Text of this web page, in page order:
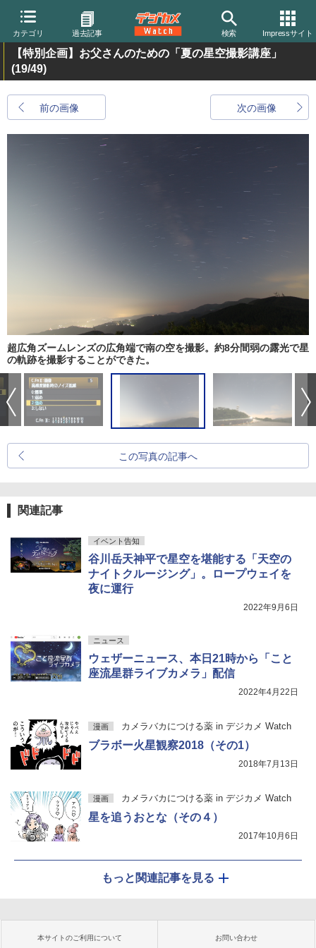
カテゴリ 過去記事 検索 Impressサイト
【特別企画】お父さんのための「夏の星空撮影講座」
(19/49)
前の画像 次の画像
超広角ズームレンズの広角端で南の空を撮影。約8分間弱の露光で星
の軌跡を撮影することができた。
この写真の記事へ
関連記事
イベント告知
谷川岳天神平で星空を堪能する「天空の
ナイトクルージング」。ロープウェイを
夜に運行
2022年9月6日
ニュース
ウェザーニュース、本日21時から「こと
座流星群ライブカメラ」配信
2022年4月22日
漫画 カメラバカにつける薬 in デジカメ Watch
ブラボー火星観察2018（その1）
2018年7月13日
漫画 カメラバカにつける薬 in デジカメ Watch
星を追うおとな（その４）
2017年10月6日
もっと関連記事を見る
本サイトのご利用について お問い合わせ